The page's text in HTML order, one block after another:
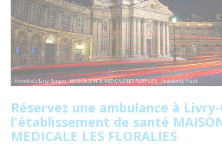
Réservez une ambulance à
l'établissement de santé
MEDICALE LES FLORALIES